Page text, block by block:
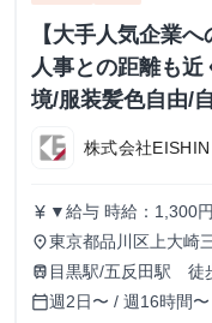
【大手人気企業
人事との距離も
境/服装髪色自由/
株式会社EISHIN
currency_yen ▼給与 時給：1,300円 ▼インセンティブ制度 インセンティ
ブ制度あり。 1件の
ブを支給します。 商
とで、インセンティブが
にピッタリ！ ・学生
place東京都品川区上大崎
train 目黒駅/五反田駅 徒
calendar_today週2日〜 / 週16時間〜